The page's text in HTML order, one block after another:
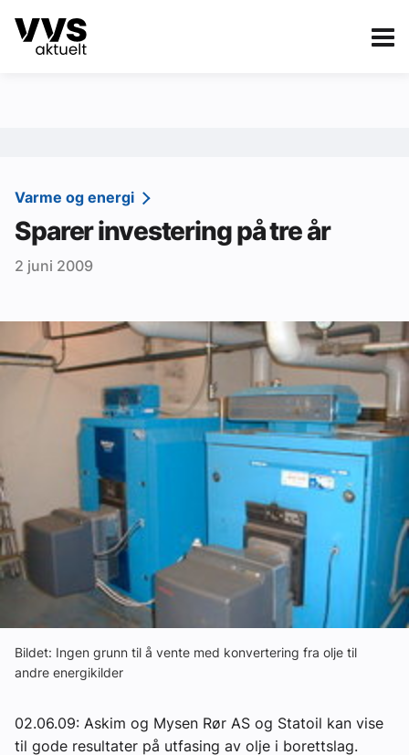
Kategorier
Sanitær
Ventilasjon
Varme og energi
Vann og avløp
Aktuelle prosjekter
Om VVS Aktuelt
Kontakt oss:
Abonner på fagbladet Byggfakta Nyheter
Annonsere i VVS Aktuelt
Kontakt oss
eBlad
Varme og energi
Sparer investering på tre år
2 juni 2009
Bildet: Ingen grunn til å vente med konvertering fra olje til
andre energikilder
02.06.09: Askim og Mysen Rør AS og Statoil kan vise
til gode resultater på utfasing av olje i borettslag.